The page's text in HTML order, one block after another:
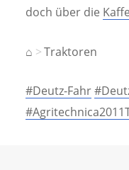
doch über die
⌂ Traktoren
#Deutz-Fahr